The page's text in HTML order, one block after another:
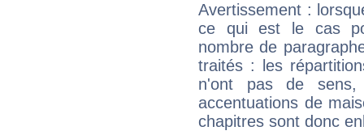
Avertissement :
ce qui est le cas
nombre de
traités : les
n'ont pas de sens,
accentuations de
chapitres sont donc